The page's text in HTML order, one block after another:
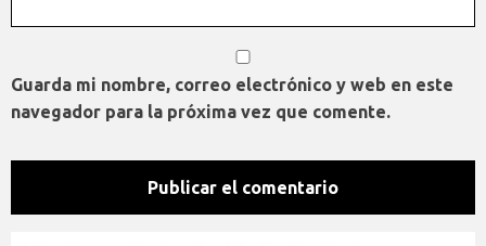
Guarda mi nombre, correo electrónico y web en este
navegador para la próxima vez que comente.